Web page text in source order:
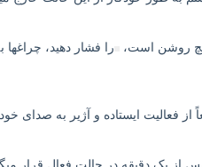
روشن است، را فشار دهید،
از فعالیت ایستاده و آژیر به